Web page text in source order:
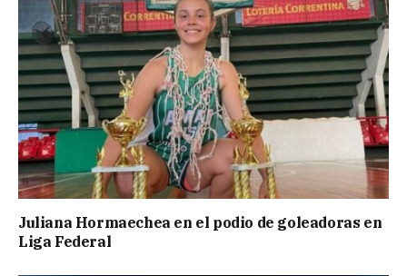
Juliana Hormaechea en el podio de goleadoras en
Liga Federal